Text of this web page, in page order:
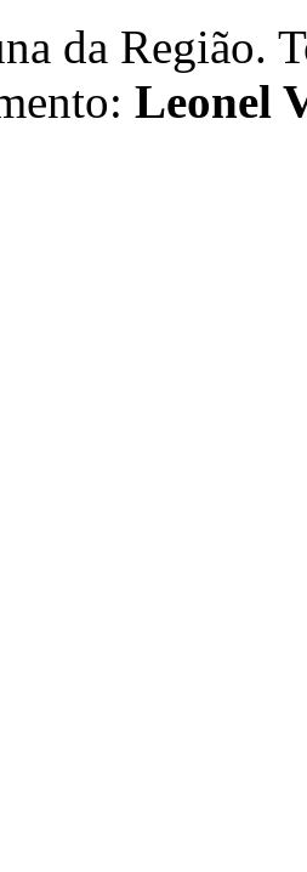
da Região.
Leonel